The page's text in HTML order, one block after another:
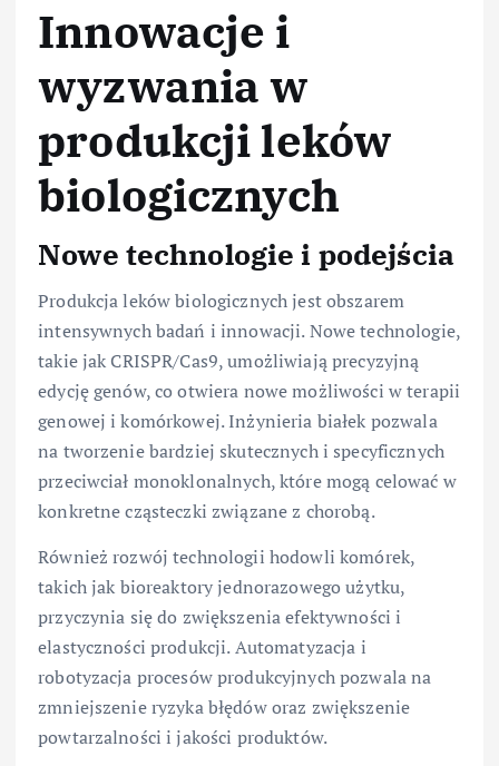
Innowacje i
wyzwania w
produkcji leków
biologicznych
Nowe technologie i podejścia
Produkcja leków biologicznych jest obszarem
intensywnych badań i innowacji. Nowe technologie,
takie jak CRISPR/Cas9, umożliwiają precyzyjną
edycję genów, co otwiera nowe możliwości w terapii
genowej i komórkowej. Inżynieria białek pozwala
na tworzenie bardziej skutecznych i specyficznych
przeciwciał monoklonalnych, które mogą celować w
konkretne cząsteczki związane z chorobą.
Również rozwój technologii hodowli komórek,
takich jak bioreaktory jednorazowego użytku,
przyczynia się do zwiększenia efektywności i
elastyczności produkcji. Automatyzacja i
robotyzacja procesów produkcyjnych pozwala na
zmniejszenie ryzyka błędów oraz zwiększenie
powtarzalności i jakości produktów.